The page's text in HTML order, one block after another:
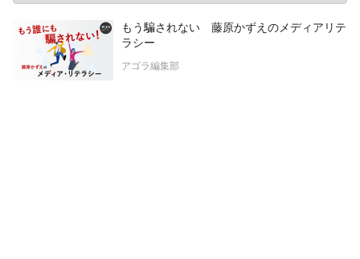
もう騙されない 藤原かずえのメディアリテ
ラシー
アゴラ編集部